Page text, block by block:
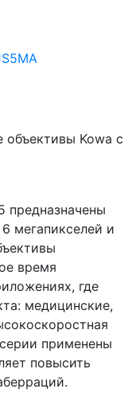
объективы Kowa с
предназначены
мегапикселей и
время
где
медицинские,
применены
повысить